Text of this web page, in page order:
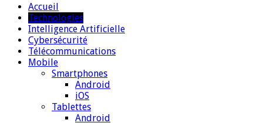
Accueil
Technologies
Intelligence Artificielle
Cybersécurité
Télécommunications
Mobile
Smartphones
Android
iOS
Tablettes
Android